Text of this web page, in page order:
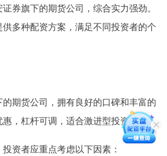
券旗下的期货公司，综合实力强劲。
多种配资方案，满足不同投资者的个
期货公司，拥有良好的口碑和丰富的
，杠杆可调，适合激进型投资者。
资者应重点考虑以下因素：